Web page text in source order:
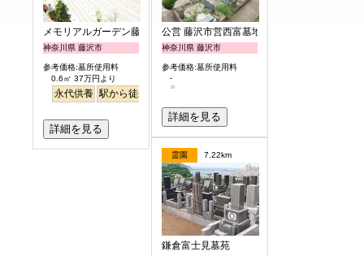
メモリアルガーデン藤沢第2霊園
神奈川県 藤沢市
参考価格:墓所使用料
0.6㎡ 37万円より
永代供養 駅から徒歩
詳細を見る
公営 藤沢市営西富墓地
神奈川県 藤沢市
参考価格:墓所使用料
-
詳細を見る
霊園 7.22km
鎌倉富士見墓苑